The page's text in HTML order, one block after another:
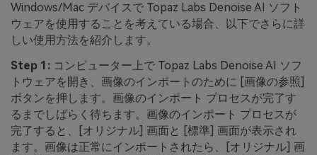
Windows/Mac デバイスで Topaz Labs Denoise AI ソフト
ウェアを使用することを考えている場合、以下でさらに詳
しい使用方法を紹介します。
Step 1: コンピューター上で Topaz Labs Denoise AI ソフ
トウェアを開き、画像のインポートのために [画像の参照]
ボタンを押します。画像のインポート プロセスが完了す
るまでしばらく待ちます。画像のインポート プロセスが
完了すると、[オリジナル] 画面と [標準] 画面が表示され
ます。画像は正常にインポートされたら、[オリジナル] 画